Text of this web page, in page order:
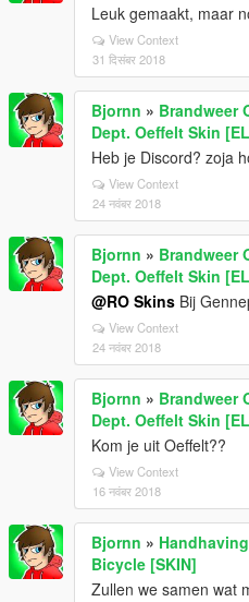
Leuk gemaakt, maar
View Context
31 दिसंबर 2018
Bjornn » Brandweer
Dept. Oeffelt Skin
Heb je Discord? zoja
View Context
24 नवंबर 2018
Bjornn » Brandweer
Dept. Oeffelt Skin
@RO Skins Bij
View Context
24 नवंबर 2018
Bjornn » Brandweer
Dept. Oeffelt Skin
Kom je uit Oeffelt??
View Context
16 नवंबर 2018
Bjornn »
Bicycle [SKIN]
Zullen we samen wat